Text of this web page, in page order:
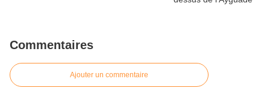
Commentaires
Ajouter un commentaire